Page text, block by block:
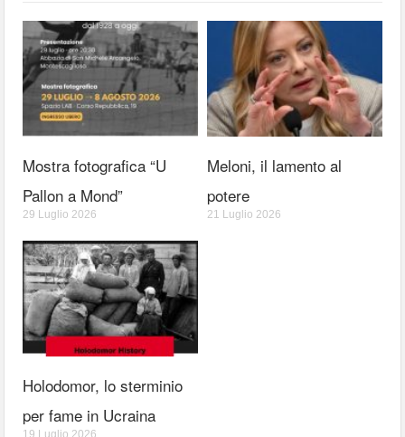
Mostra fotografica “U
Pallon a Mond”
29 Luglio 2026
Meloni, il lamento al
potere
21 Luglio 2026
Holodomor, lo sterminio
per fame in Ucraina
19 Luglio 2026